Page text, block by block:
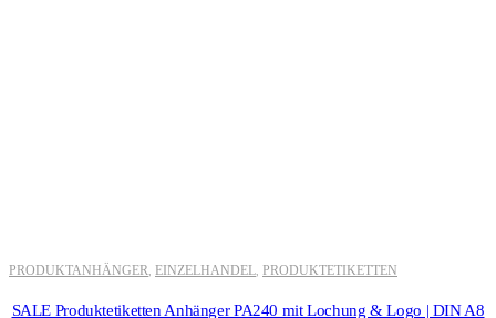
PRODUKTANHÄNGER EINZELHANDEL PRODUKTETIKETTEN
SALE Produktetiketten Anhänger PA240 mit Lochung & Logo | DIN A8